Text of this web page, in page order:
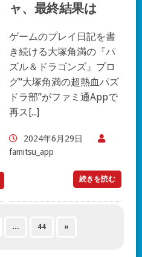
ャ、最終結果は
ゲームのプレイ日記を書
き続ける大塚角満の『パ
ズル＆ドラゴンズ』ブロ
グ“大塚角満の超熱血パズ
ドラ部”がファミ通Appで
再ス[...]
2024年6月29日
famitsu_app
続きを読む
… 44 »